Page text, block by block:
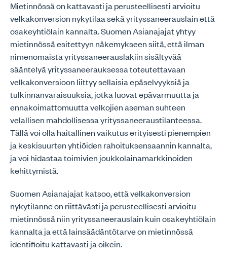
Mietinnössä on kattavasti ja perusteellisesti arvioitu
velkakonversion nykytilaa sekä yrityssaneerauslain että
osakeyhtiölain kannalta. Suomen Asianajajat yhtyy
mietinnössä esitettyyn näkemykseen siitä, että ilman
nimenomaista yrityssaneerauslakiin sisältyvää
sääntelyä yrityssaneerauksessa toteutettavaan
velkakonversioon liittyy sellaisia epäselvyyksiä ja
tulkinnanvaraisuuksia, jotka luovat epävarmuutta ja
ennakoimattomuutta velkojien aseman suhteen
velallisen mahdollisessa yrityssaneeraustilanteessa.
Tällä voi olla haitallinen vaikutus erityisesti pienempien
ja keskisuurten yhtiöiden rahoituksensaannin kannalta,
ja voi hidastaa toimivien joukkolainamarkkinoiden
kehittymistä.
Suomen Asianajajat katsoo, että velkakonversion
nykytilanne on riittävästi ja perusteellisesti arvioitu
mietinnössä niin yrityssaneerauslain kuin osakeyhtiölain
kannalta ja että lainsäädäntötarve on mietinnössä
identifioitu kattavasti ja oikein.